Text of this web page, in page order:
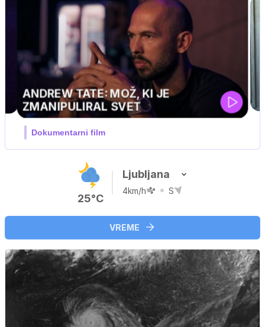
KI JE
25°C
Ljubljana
4km/h S
VREME